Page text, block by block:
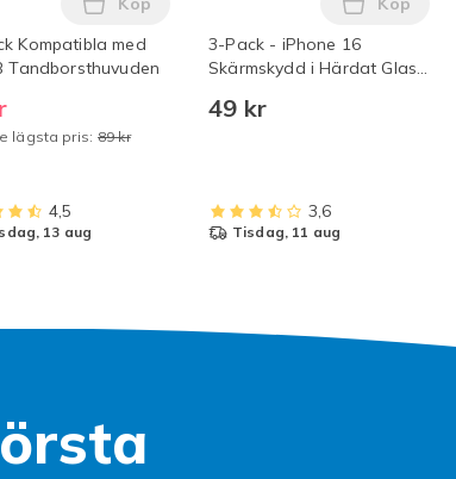
/ 16 / 15 Snabbladdare med 2M USB-C till USB-C
Kompatibla med
Tandborsthuvuden
lägsta pris: 89 kr
Lägg till 12-pack Kompatibla med oral
4,5
13 aug
3-Pack - iPhone 16
Skärmskydd i Härdat Glas
49 kr
Lägg till
3,6
tisdag, 11 aug